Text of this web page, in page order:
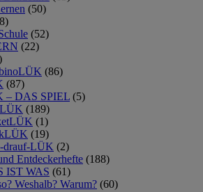
(50)
(52)
(22)
(86)
(87)
– DAS SPIEL (5)
(189)
(1)
(19)
drauf-LÜK (2)
Entdeckerhefte (188)
IST WAS (61)
Weshalb? Warum? (60)